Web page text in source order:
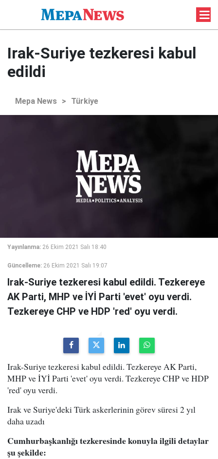
Irak-Suriye tezkeresi kabul
edildi
Mepa News > Türkiye
Yayınlanma: 26 Ekim 2021 Salı 18:40
Güncelleme: 26 Ekim 2021 Salı 19:07
Irak-Suriye tezkeresi kabul edildi. Tezkereye
AK Parti, MHP ve İYİ Parti 'evet' oyu verdi.
Tezkereye CHP ve HDP 'red' oyu verdi.
Irak-Suriye tezkeresi kabul edildi. Tezkereye AK Parti,
MHP ve İYİ Parti 'evet' oyu verdi. Tezkereye CHP ve HDP
'red' oyu verdi.
Irak ve Suriye'deki Türk askerlerinin görev süresi 2 yıl
daha uzadı
Cumhurbaşkanlığı tezkeresinde konuyla ilgili detaylar
şu şekilde: